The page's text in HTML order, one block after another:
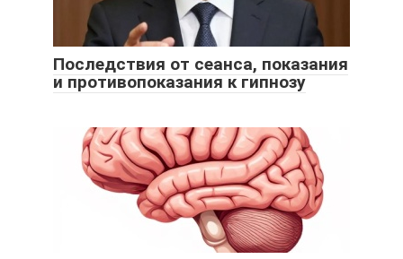
Последствия от сеанса, показания
и противопоказания к гипнозу